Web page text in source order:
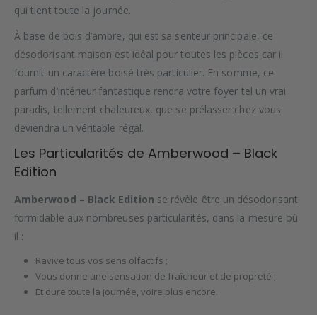
qui tient toute la journée.
À base de bois d’ambre, qui est sa senteur principale, ce
désodorisant maison est idéal pour toutes les pièces car il
fournit un caractère boisé très particulier. En somme, ce
parfum d’intérieur fantastique rendra votre foyer tel un vrai
paradis, tellement chaleureux, que se prélasser chez vous
deviendra un véritable régal.
Les Particularités de Amberwood – Black
Edition
Amberwood – Black Edition se révèle être un désodorisant
formidable aux nombreuses particularités, dans la mesure où
il :
Ravive tous vos sens olfactifs ;
Vous donne une sensation de fraîcheur et de propreté ;
Et dure toute la journée, voire plus encore.